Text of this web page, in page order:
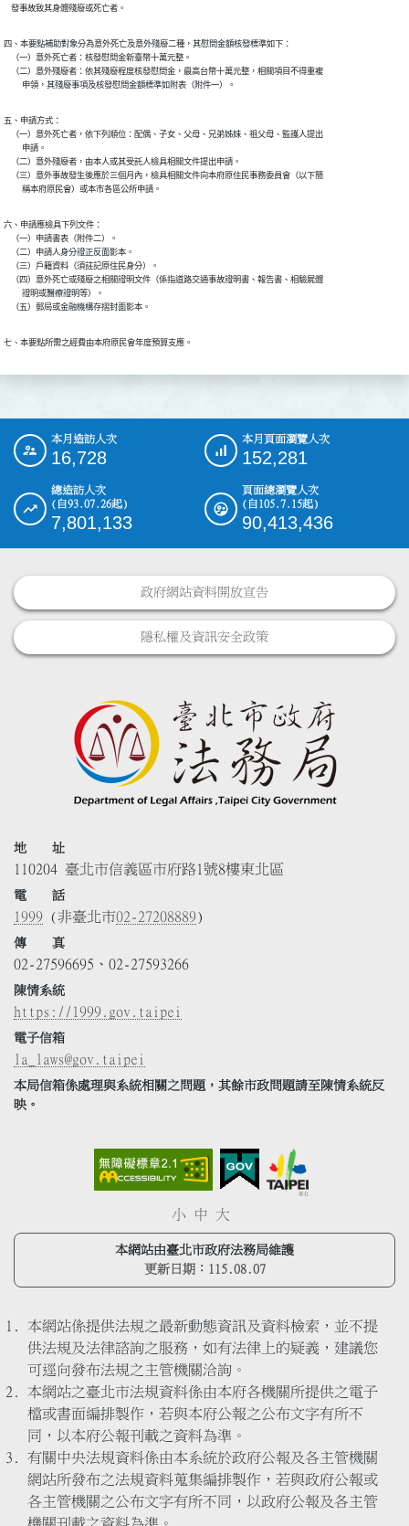
    發事故致其身體殘廢或死亡者。
四、本要點補助對象分為意外死亡及意外殘廢二種，其慰問金額核發標準如下：
    （一）意外死亡者：核發慰問金新臺幣十萬元整。
    （二）意外殘廢者：依其殘廢程度核發慰問金，最高台幣十萬元整，相關項目不得重複
          申領，其殘廢事項及核發慰問金額標準如附表（附件一）。
五、申請方式：
    （一）意外死亡者，依下列順位：配偶、子女、父母、兄弟姊妹、祖父母、監護人提出
          申請。
    （二）意外殘廢者，由本人或其受託人檢具相關文件提出申請。
    （三）意外事故發生後應於三個月內，檢具相關文件向本府原住民事務委員會（以下簡
          稱本府原民會）或本市各區公所申請。
六、申請應檢具下列文件：
    （一）申請書表（附件二）。
    （二）申請人身分證正反面影本。
    （三）戶籍資料（須註記原住民身分）。
    （四）意外死亡或殘廢之相關證明文件（係指道路交通事故證明書、報告書、相驗屍體
          證明或醫療證明等）。
    （五）郵局或金融機構存摺封面影本。
七、本要點所需之經費由本府原民會年度預算支應。
::: 本月造訪人次
16,728
本月頁面瀏覽人次
152,281
總造訪人次
(自93.07.26起)
7,801,133
頁面總瀏覽人次
(自105.7.15起)
90,413,436
政府網站資料開放宣告
隱私權及資訊安全政策
地 址
110204 臺北市信義區市府路1號8樓東北區
電 話
1999 (非臺北市02-27208889)
傳 真
02-27596695、02-27593266
陳情系統
https://1999.gov.taipei
電子信箱
la_laws@gov.taipei
本局信箱係處理與系統相關之問題，其餘市政問題請至陳情系統反
映。
小 中 大
本網站由臺北市政府法務局維護
更新日期： 115.08.07
本網站係提供法規之最新動態資訊及資料檢索，並不提
供法規及法律諮詢之服務，如有法律上的疑義，建議您
可逕向發布法規之主管機關洽詢。
本網站之臺北市法規資料係由本府各機關所提供之電子
檔或書面編排製作，若與本府公報之公布文字有所不
同，以本府公報刊載之資料為準。
有關中央法規資料係由本系統於政府公報及各主管機關
網站所發布之法規資料蒐集編排製作，若與政府公報或
各主管機關之公布文字有所不同，以政府公報及各主管
機關刊載之資料為準。